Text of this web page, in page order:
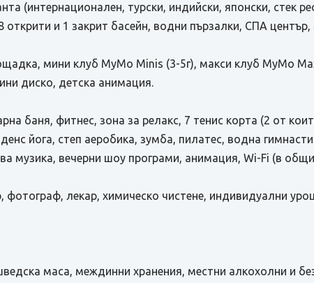
(интернационален, турски, индийски, японски, стек
открити и 1 закрит басейн, водни пързалки, СПА
мини клуб MyMo Minis (3-5г), макси клуб MyMo
диско, детска анимация.
баня, фитнес, зона за релакс, 7 тенис корта (2 от
йога, степ аеробика, зумба, пилатес, водна
музика, вечерни шоу програми, анимация, Wi-Fi (в
лекар, химическо чистене, индивидуални
маса, междинни хранения, местни алкохолни и